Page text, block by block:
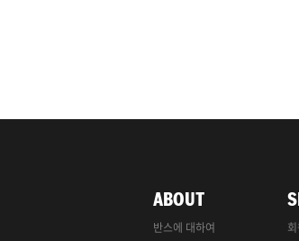
ABOUT
반스에 대하여